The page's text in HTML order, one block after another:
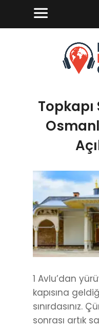
Topkapı
1 Avlu’dan
kapısına
sınırdasınız.
sonrası artık